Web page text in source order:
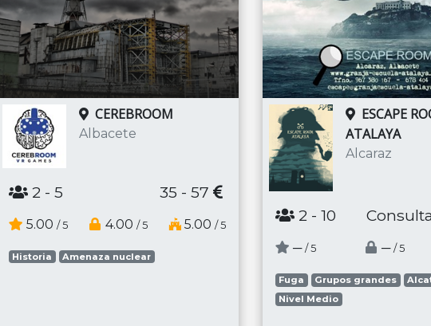
CEREBROOM
Albacete
2 - 5 35 - 57
5.00 / 5 4.00 / 5 5.00 / 5
Historia Amenaza nuclear
ESCAPE
ATALAYA
Alcaraz
2 - 10
─ / 5 ─ / 5
Fuga Grupos grandes
Nivel Medio